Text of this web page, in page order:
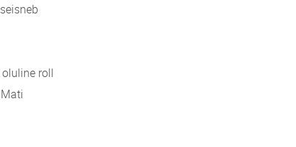
roll